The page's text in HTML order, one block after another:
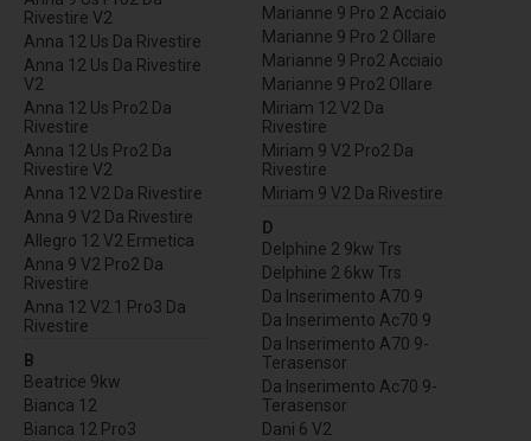
Rivestire V2
Anna 12 Us Da Rivestire
Anna 12 Us Da Rivestire
V2
Anna 12 Us Pro2 Da
Rivestire
Anna 12 Us Pro2 Da
Rivestire V2
Anna 12 V2 Da Rivestire
Anna 9 V2 Da Rivestire
Allegro 12 V2 Ermetica
Anna 9 V2 Pro2 Da
Rivestire
Anna 12 V2.1 Pro3 Da
Rivestire
B
Beatrice 9kw
Bianca 12
Bianca 12 Pro3
Marianne 9 Pro 2 Acciaio
Marianne 9 Pro 2 Ollare
Marianne 9 Pro2 Acciaio
Marianne 9 Pro2 Ollare
Miriam 12 V2 Da
Rivestire
Miriam 9 V2 Pro2 Da
Rivestire
Miriam 9 V2 Da Rivestire
D
Delphine 2 9kw Trs
Delphine 2 6kw Trs
Da Inserimento A70 9
Da Inserimento Ac70 9
Da Inserimento A70 9-
Terasensor
Da Inserimento Ac70 9-
Terasensor
Dani 6 V2